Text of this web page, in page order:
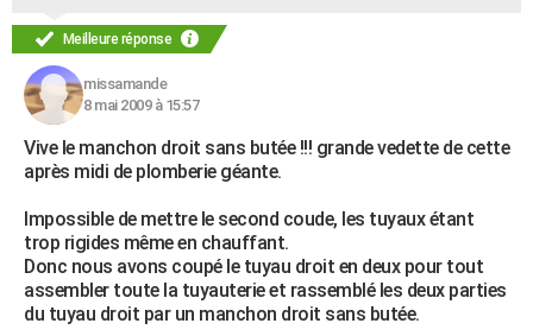
Meilleure réponse
missamande
8 mai 2009 à 15:57
Vive le manchon droit sans butée !!! grande vedette de cette
après midi de plomberie géante.
Impossible de mettre le second coude, les tuyaux étant
trop rigides même en chauffant.
Donc nous avons coupé le tuyau droit en deux pour tout
assembler toute la tuyauterie et rassemblé les deux parties
du tuyau droit par un manchon droit sans butée.